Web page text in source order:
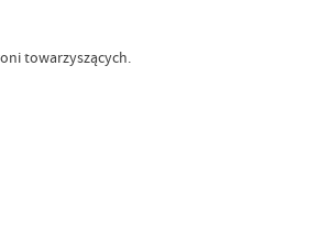
towarzyszących.